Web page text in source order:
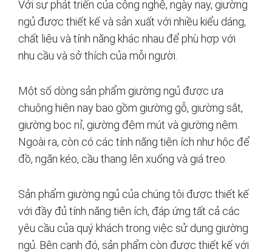
Với sự phát triển của công nghệ, ngày nay, giường
ngủ được thiết kế và sản xuất với nhiều kiểu dáng,
chất liệu và tính năng khác nhau để phù hợp với
nhu cầu và sở thích của mỗi người.
Một số dòng sản phẩm giường ngủ được ưa
chuộng hiện nay bao gồm giường gỗ, giường sắt,
giường bọc nỉ, giường đệm mút và giường nệm.
Ngoài ra, còn có các tính năng tiện ích như hộc để
đồ, ngăn kéo, cầu thang lên xuống và giá treo.
Sản phẩm giường ngủ của chúng tôi được thiết kế
với đầy đủ tính năng tiện ích, đáp ứng tất cả các
yêu cầu của quý khách trong việc sử dụng giường
ngủ. Bên cạnh đó, sản phẩm còn được thiết kế với